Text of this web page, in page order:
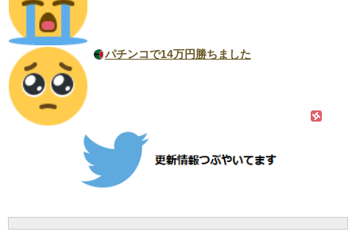
パチンコで14万円勝ちました